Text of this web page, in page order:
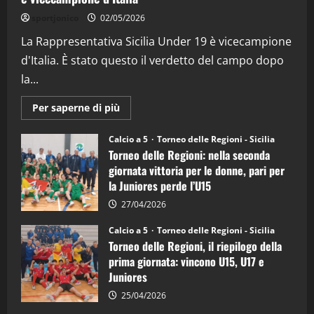
“SportEmpire” in Podcast: 26^ Puntata
08/04/2026
02/05/2026
La Rappresentativa Sicilia Under 19 è vicecampione
d'Italia. È stato questo il verdetto del campo dopo
la...
Per saperne di più
informazioni
Torneo
delle
Regioni
di
calcio
a
5:
la
Juniores
è
vicecampione
d’Italia
Calcio a 5 Torneo delle Regioni - Sicilia
Torneo delle Regioni: nella seconda
giornata vittoria per le donne, pari per
la Juniores perde l’U15
27/04/2026
Calcio a 5 Torneo delle Regioni - Sicilia
Torneo delle Regioni, il riepilogo della
prima giornata: vincono U15, U17 e
Juniores
25/04/2026